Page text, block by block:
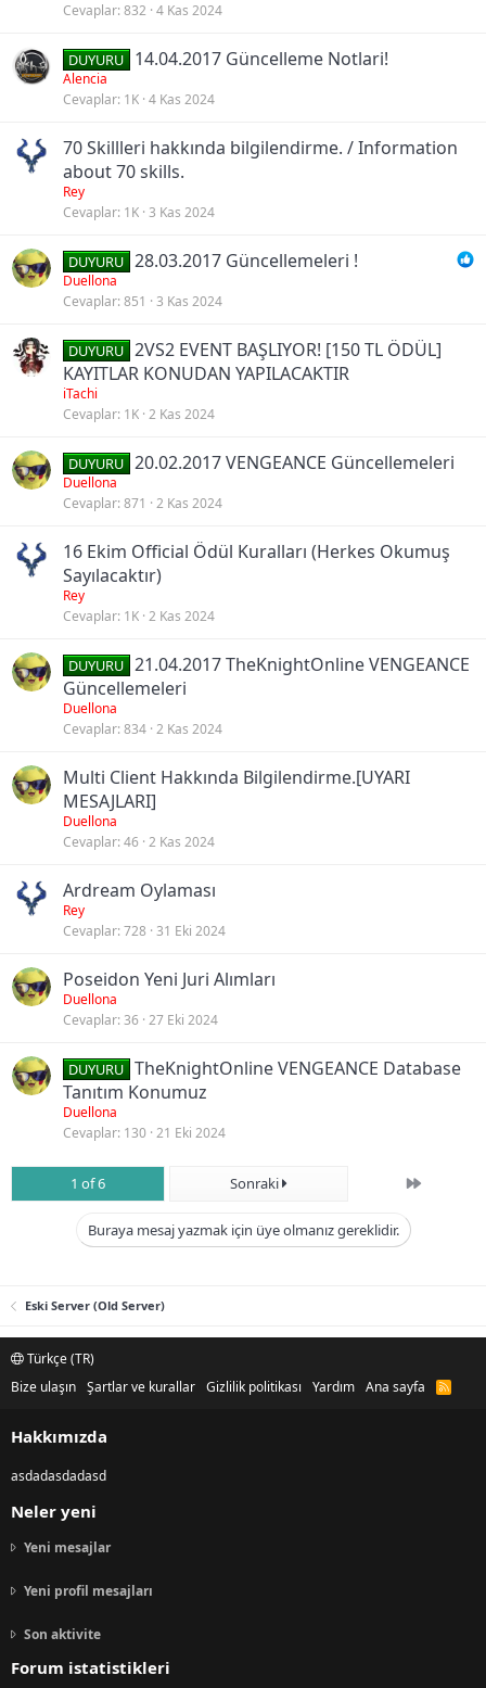
Cevaplar 832 4 Kas 2024
DUYURU 14.04.2017 Güncelleme Notlari!
Alencia
Cevaplar 1K 4 Kas 2024
70 Skillleri hakkında bilgilendirme. / Information
about 70 skills.
Rey
Cevaplar 1K 3 Kas 2024
DUYURU 28.03.2017 Güncellemeleri !
Duellona
Cevaplar 851 3 Kas 2024
DUYURU 2VS2 EVENT BAŞLIYOR! [150 TL ÖDÜL]
KAYITLAR KONUDAN YAPILACAKTIR
iTachi
Cevaplar 1K 2 Kas 2024
DUYURU 20.02.2017 VENGEANCE Güncellemeleri
Duellona
Cevaplar 871 2 Kas 2024
16 Ekim Official Ödül Kuralları (Herkes Okumuş
Sayılacaktır)
Rey
Cevaplar 1K 2 Kas 2024
DUYURU 21.04.2017 TheKnightOnline VENGEANCE
Güncellemeleri
Duellona
Cevaplar 834 2 Kas 2024
Multi Client Hakkında Bilgilendirme.[UYARI
MESAJLARI]
Duellona
Cevaplar 46 2 Kas 2024
Ardream Oylaması
Rey
Cevaplar 728 31 Eki 2024
Poseidon Yeni Juri Alımları
Duellona
Cevaplar 36 27 Eki 2024
DUYURU TheKnightOnline VENGEANCE Database
Tanıtım Konumuz
Duellona
Cevaplar 130 21 Eki 2024
1 of 6 Sonraki Son
Buraya mesaj yazmak için üye olmanız gereklidir.
Eski Server (Old Server)
Türkçe (TR)
Bize ulaşın Şartlar ve kurallar Gizlilik politikası Yardım Ana sayfa
R
Hakkımızda
asdadasdadasd
Neler yeni
Yeni mesajlar
Yeni profil mesajları
Son aktivite
Forum istatistikleri